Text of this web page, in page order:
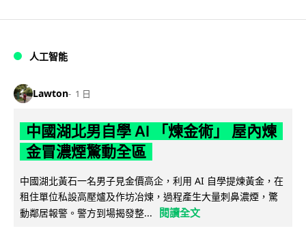
人工智能
Lawton 1 日
中國湖北男自學 AI 「煉金術」 屋內煉
金冒濃煙驚動全區
中國湖北黃石一名男子見金價高企，利用 AI 自學提煉黃金，在
租住單位私設高壓爐及作坊冶煉，過程產生大量刺鼻濃煙，驚
動鄰居報警。警方到場揭發整...
閱讀全文